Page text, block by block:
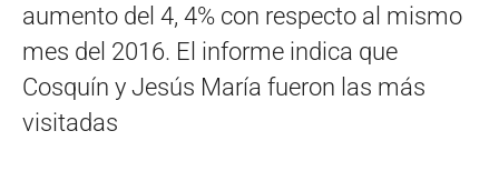
aumento del 4, 4% con respecto al mismo
mes del 2016. El informe indica que
Cosquín y Jesús María fueron las más
visitadas